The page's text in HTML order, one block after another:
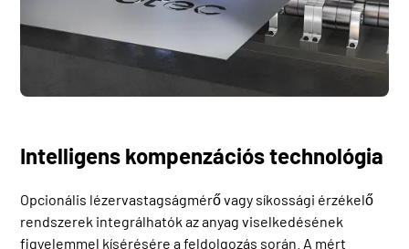
Intelligens kompenzációs technológia
Opcionális lézervastagságmérő vagy síkossági érzékelő
rendszerek integrálhatók az anyag viselkedésének
figyelemmel kísérésére a feldolgozás során. A mért